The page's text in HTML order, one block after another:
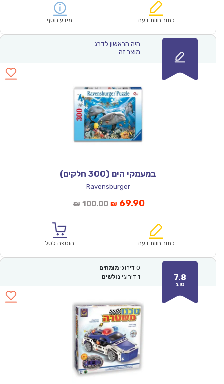
₪100.00.
הוא:
כתוב חוות דעת מידע נוסף
היה הראשון לדרג
מוצר זה
במעמקי הים (300 חלקים)
Ravensburger
₪ 100.00המחיר
₪100.00.
₪ 69.90המחיר
הוא:
כתוב חוות דעת הוספה לסל
7.8
טוב
0 דירוגי מומחים
1 דירוגי גולשים